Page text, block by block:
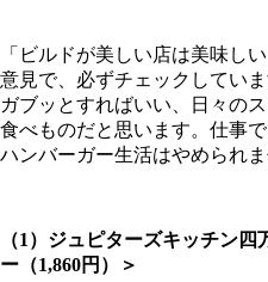
「ビルドが美しい店は美味し
意見で、必ずチェックしてい
ガブッとすればいい、日々の
食べものだと思います。仕事
ハンバーガー生活はやめられま
（1）ジュピターズキッチン
ー（1,860円）＞